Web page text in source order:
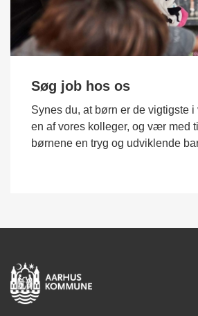
Søg job hos os
Synes du, at børn er de vigtigste
en af vores kolleger, og vær med
børnene en tryg og udviklende